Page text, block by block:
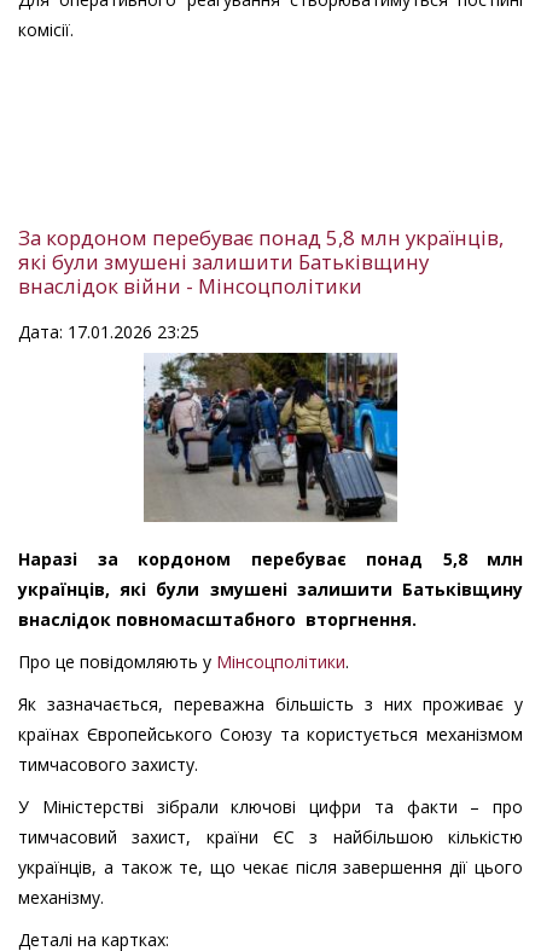
комісії.
За кордоном перебуває понад 5,8 млн українців,
які були змушені залишити Батьківщину
внаслідок війни - Мінсоцполітики
Дата: 17.01.2026 23:25
Наразі за кордоном перебуває понад 5,8 млн
українців, які були змушені залишити Батьківщину
внаслідок повномасштабного вторгнення.
Про це повідомляють у Мінсоцполітики.
Як зазначається, переважна більшість з них проживає у
країнах Європейського Союзу та користується механізмом
тимчасового захисту.
У Міністерстві зібрали ключові цифри та факти – про
тимчасовий захист, країни ЄС з найбільшою кількістю
українців, а також те, що чекає після завершення дії цього
механізму.
Деталі на картках: